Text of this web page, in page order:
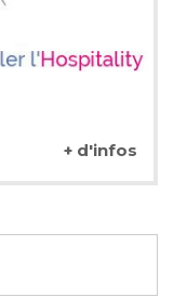
+ d'infos